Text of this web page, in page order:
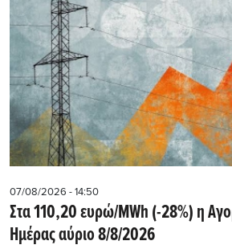
07/08/2026 - 14:50
Στα 110,20 ευρώ/MWh (-28%) η
Ημέρας αύριο 8/8/2026